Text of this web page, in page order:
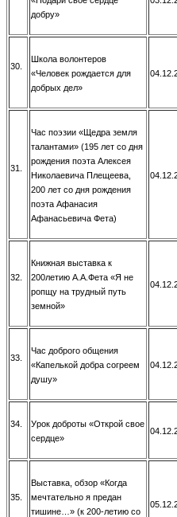
добру»
30.
Школа волонтеров
«Человек рождается для
добрых дел»
31.
Час поэзии «Щедра земля
талантами» (195 лет со дня
рождения поэта Алексея
Николаевича Плещеева,
200 лет со дня рождения
поэта Афанасия
Афанасьевича Фета)
32.
Книжная выставка к
200летию А.А.Фета «Я не
ропщу на трудный путь
земной»
33.
Час доброго общения
«Капелькой добра согреем
душу»
34.
Урок доброты «Открой свое
сердце»
35.
Выставка, обзор «Когда
мечтательно я предан
тишине…» (к 200-летию со